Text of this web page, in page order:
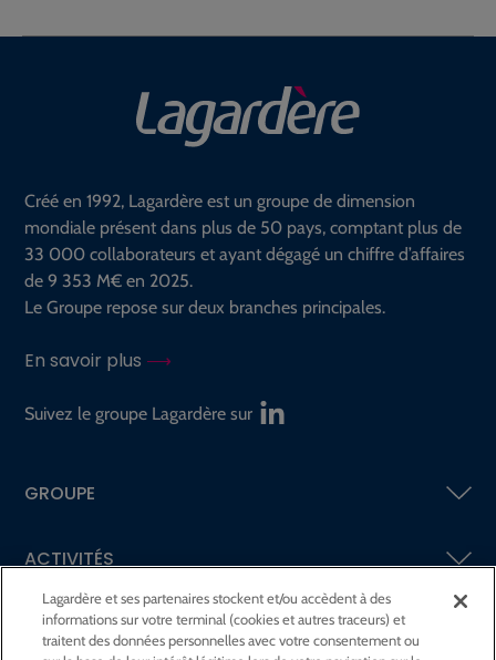
Créé en 1992, Lagardère est un groupe de dimension
mondiale présent dans plus de 50 pays, comptant plus de
33 000 collaborateurs et ayant dégagé un chiffre d’affaires
de 9 353 M€ en 2025.
Le Groupe repose sur deux branches principales.
En savoir plus
Suivez le groupe Lagardère sur
GROUPE
ACTIVITÉS
ACTIONNAIRES &INVESTISSEURS
Lagardère et ses partenaires stockent et/ou accèdent à des
informations sur votre terminal (cookies et autres traceurs) et
traitent des données personnelles avec votre consentement ou